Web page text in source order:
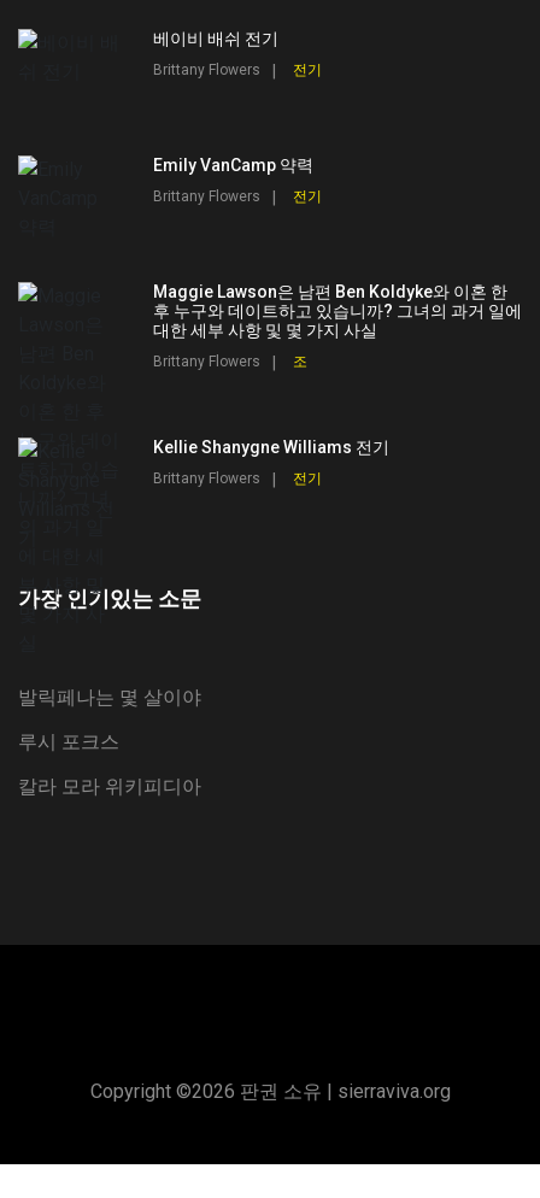
베이비 배쉬 전기
Brittany Flowers 전기
Emily VanCamp 약력
Brittany Flowers 전기
Maggie Lawson은 남편 Ben Koldyke와 이혼 한
후 누구와 데이트하고 있습니까? 그녀의 과거 일에
대한 세부 사항 및 몇 가지 사실
Brittany Flowers 조
Kellie Shanygne Williams 전기
Brittany Flowers 전기
가장 인기있는 소문
발릭페나는 몇 살이야
루시 포크스
칼라 모라 위키피디아
Copyright ©2026 판권 소유 | sierraviva.org